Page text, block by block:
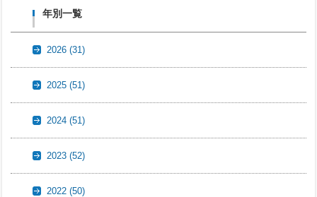
年別一覧
2026(31)
2025(51)
2024(51)
2023(52)
2022(50)